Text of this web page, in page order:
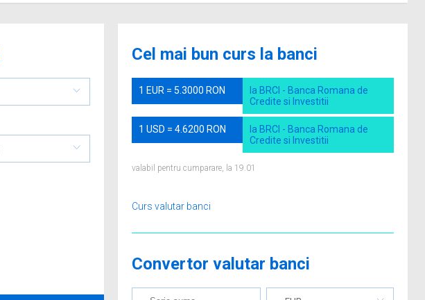
Cel mai bun curs la banci
1 EUR = 5.3000 RON
la BRCI - Banca Romana de
Credite si Investitii
1 USD = 4.6200 RON
la BRCI - Banca Romana de
Credite si Investitii
valabil pentru cumparare, la 19.01
Curs valutar banci
Convertor valutar banci